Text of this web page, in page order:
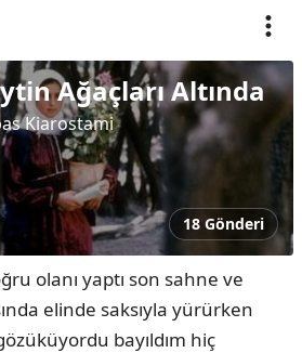
Ağaçları Altında
Kiarostami
18 Gönderi
olanı yaptı son sahne ve
elinde saksıyla yürürken
bayıldım hiç